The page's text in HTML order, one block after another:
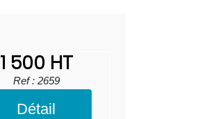
1 500 HT
Ref : 2659
Détail